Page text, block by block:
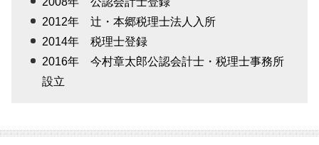
2012年 辻・本郷税理士法人入所
2014年 税理士登録
2016年 今村章太郎公認会計士・税理士事務所
設立